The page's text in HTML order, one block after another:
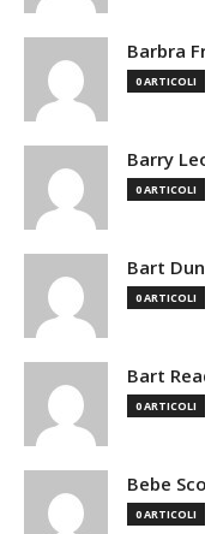
Barbra
0 ARTICOLI
Barry
0 ARTICOLI
Bart
0 ARTICOLI
Bart
0 ARTICOLI
Bebe
0 ARTICOLI